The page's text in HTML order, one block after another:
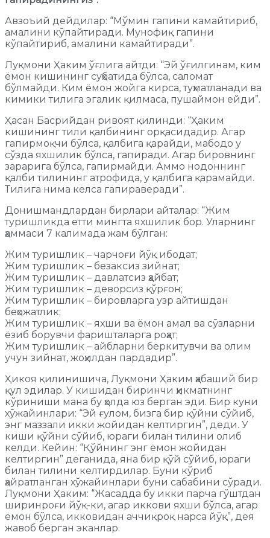
Авзоъий дейдилар: “Мўмин гапини камайтириб,
амалини кўпайтиради. Мунофиқ гапини
кўпайтириб, амалини камайтиради”.
Луқмони Ҳаким ўғлига айтди: “Эй ўғилгинам, ким
ёмон кишининг суҳбатида бўлса, саломат
бўлмайди. Ким ёмон жойга кирса, туҳматланади ва
кимики тилига эгалик қилмаса, пушаймон ейди”.
Ҳасан Басрийдан ривоят қилинди: “Ҳаким
кишининг тили қалбининг орқасидадир. Агар
гапирмоқчи бўлса, қалбига қарайди, мабодо у
сўзда яхшилик бўлса, гапиради. Агар бировнинг
зарарига бўлса, гапирмайди. Аммо нодоннинг
қалби тилининг атрофида, у қалбига қарамайди.
Тилига нима келса гапираверади”.
Донишмандлардан бирлари айталар: “Жим
туришликда етти мингта яхшилик бор. Уларнинг
ҳаммаси 7 калимада жам бўлган:
Жим туришлик – чарчоғи йўқ ибодат;
Жим туришлик – безаксиз зийнат;
Жим туришлик – давлатсиз ҳайбат;
Жим туришлик – деворсиз қўрғон;
Жим туришлик – бировларга узр айтишдан
беҳожатлик;
Жим туришлик – яхши ва ёмон амал ва сўзларни
ёзиб борувчи фаришталарга роҳат;
Жим туришлик – айбларни беркитувчи ва олим
учун зийнат, жоҳилдан пардадир”.
Ҳикоя қилинишича, Луқмони Ҳаким ҳабаший бир
қул эдилар. У кишидан биринчи ҳикматнинг
кўриниши мана бу ҳолда юз берган эди. Бир куни
хўжайинлари: “Эй ғулом, бизга бир қўйни сўйиб,
энг маззали икки жойидан келтиргин”, деди. У
киши қўйни сўйиб, юраги билан тилини олиб
келди. Кейин: “Қўйнинг энг ёмон жойидан
келтиргин” деганида, яна бир қўй сўйиб, юраги
билан тилини келтирдилар. Буни кўриб
ҳайратланган хўжайинлари буни сабабини сўради.
Луқмони Ҳаким: “Жасадда бу икки парча гўштдан
ширинроғи йўқ-ки, агар иккови яхши бўлса, агар
ёмон бўлса, икковидан аччиқроқ нарса йўқ”, дея
жавоб берган эканлар.